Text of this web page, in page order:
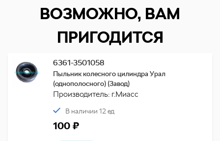
ВОЗМОЖНО, ВАМ
ПРИГОДИТСЯ
6361-3501058
Пыльник колесного цилиндра Урал
(однополосного) (Завод)
Производитель: г.Миасс
В наличии 12 ед
100 ₽